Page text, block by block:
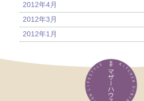
2012年4月
2012年3月
2012年1月